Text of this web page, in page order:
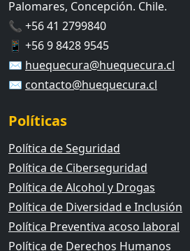
Palomares, Concepción. Chile.
📞 +56 41 2799840
📱 +56 9 8428 9545
✉️ huequecura@huequecura.cl
✉️ contacto@huequecura.cl
Políticas
Política de Seguridad
Política de Ciberseguridad
Política de Alcohol y Drogas
Política de Diversidad e Inclusión
Política Preventiva acoso laboral
Política de Derechos Humanos